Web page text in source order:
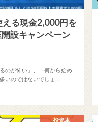
える現金2,000円を
設キャンペーン
のが怖い」、「何から始め
いのではないでしょ…
投資本